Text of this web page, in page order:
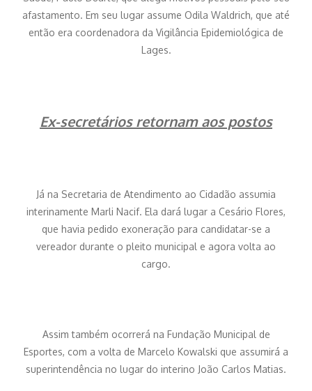
afastamento. Em seu lugar assume Odila Waldrich, que até
então era coordenadora da Vigilância Epidemiológica de
Lages.
Ex-secretários retornam aos postos
Já na Secretaria de Atendimento ao Cidadão assumia
interinamente Marli Nacif. Ela dará lugar a Cesário Flores,
que havia pedido exoneração para candidatar-se a
vereador durante o pleito municipal e agora volta ao
cargo.
Assim também ocorrerá na Fundação Municipal de
Esportes, com a volta de Marcelo Kowalski que assumirá a
superintendência no lugar do interino João Carlos Matias.